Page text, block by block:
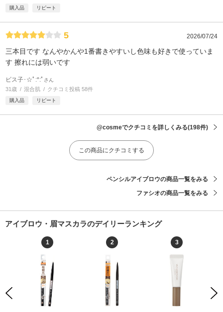
購入品 リピート
5 2026/07/24
三本目です なんやかんや1番書きやすいし色味も好きで使っていま
す 擦れには弱いです
ビス子･☆ﾟ:*:ﾟ さん
31歳 混合肌 クチコミ投稿 58件
購入品 リピート
@cosmeでクチコミを詳しくみる(198件)
この商品にクチコミする
ペンシルアイブロウの商品一覧をみる
ファシオの商品一覧をみる
アイブロウ・眉マスカラのデイリーランキング
Previous
1 2 3
Next